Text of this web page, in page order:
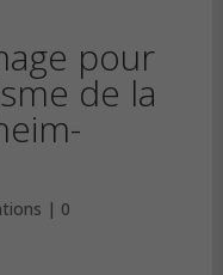
pour
de la
0